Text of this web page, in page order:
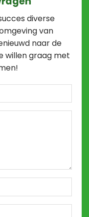
diverse
van
naar de
willen graag met